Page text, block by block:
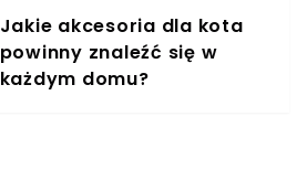
Jakie akcesoria dla kota
powinny znaleźć się w
każdym domu?